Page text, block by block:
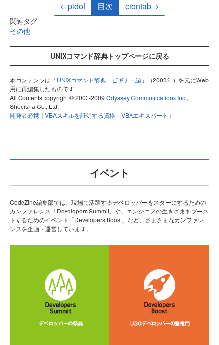
←pidof 目次 crontab→
関連タグ
その他
UNIXコマンド辞典トップページに戻る
本コンテンツは「UNIXコマンド辞典 ビギナー編 」（2003年）を元にWeb
用に再編集したものです
All Contents copyright © 2003-2009Odyssey Communications Inc.,
Shoeisha Co., Ltd.
開発者必携！VBAスキルを証明する資格「VBAエキスパート」
イベント
CodeZine編集部では、現場で活躍するデベロッパーをスターにするための
カンファレンス「Developers Summit」や、エンジニアの生きざまをブース
トするためのイベント「Developers Boost」など、さまざまなカンファレ
ンスを企画・運営しています。